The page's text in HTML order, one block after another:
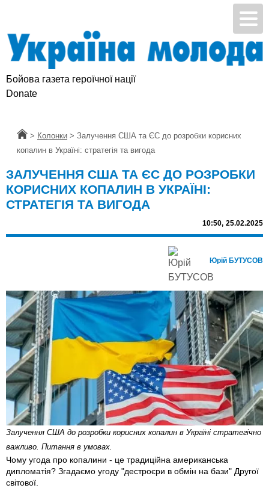
Бойова газета героїчної нації
Donate
Головна
> Колонки > Залучення США та ЄС до розробки корисних
копалин в Україні: стратегія та вигода
ЗАЛУЧЕННЯ США ТА ЄС ДО РОЗРОБКИ
КОРИСНИХ КОПАЛИН В УКРАЇНІ:
СТРАТЕГІЯ ТА ВИГОДА
10:50, 25.02.2025
Юрій БУТУСОВ
Залучення США до розробки корисних копалин в Україні стратегічно
важливо. Питання в умовах.
Чому угода про копалини - це традиційна американська
дипломатія? Згадаємо угоду "дестроєри в обмін на бази" Другої
світової.